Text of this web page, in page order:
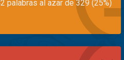
palabras al azar de 329 (25%)